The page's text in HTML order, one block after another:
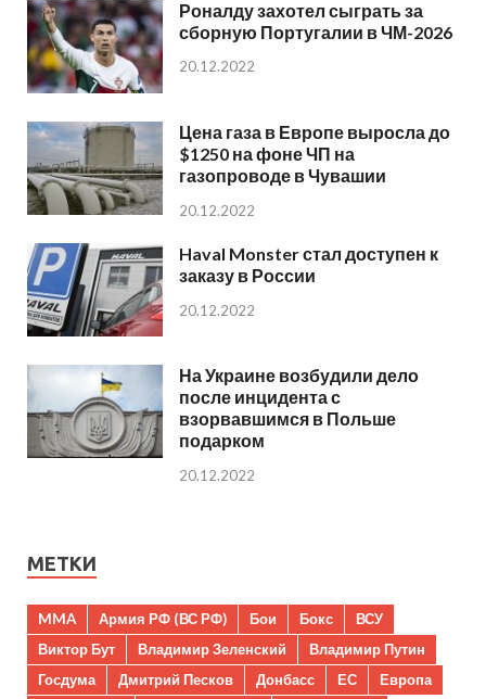
Роналду захотел сыграть за
сборную Португалии в ЧМ-2026
20.12.2022
Цена газа в Европе выросла до
$1250 на фоне ЧП на
газопроводе в Чувашии
20.12.2022
Haval Monster стал доступен к
заказу в России
20.12.2022
На Украине возбудили дело
после инцидента с
взорвавшимся в Польше
подарком
20.12.2022
МЕТКИ
MMA Армия РФ (ВС РФ) Бои Бокс
ВСУ
Виктор Бут
Владимир Зеленский
Владимир Путин
Госдума
Дмитрий Песков Донбасс ЕС
Европа